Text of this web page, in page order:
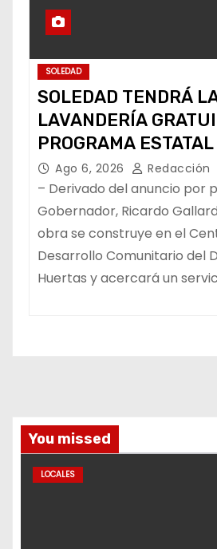
SOLEDAD
SOLEDAD TENDRÁ
LAVANDERÍA
PROGRAMA ESTATAL
Ago 6, 2026 Redacción
– Derivado del anuncio por
Gobernador, Ricardo
obra se construye en el
Desarrollo Comunitario del
Huertas y acercará un
You missed
LOCALES